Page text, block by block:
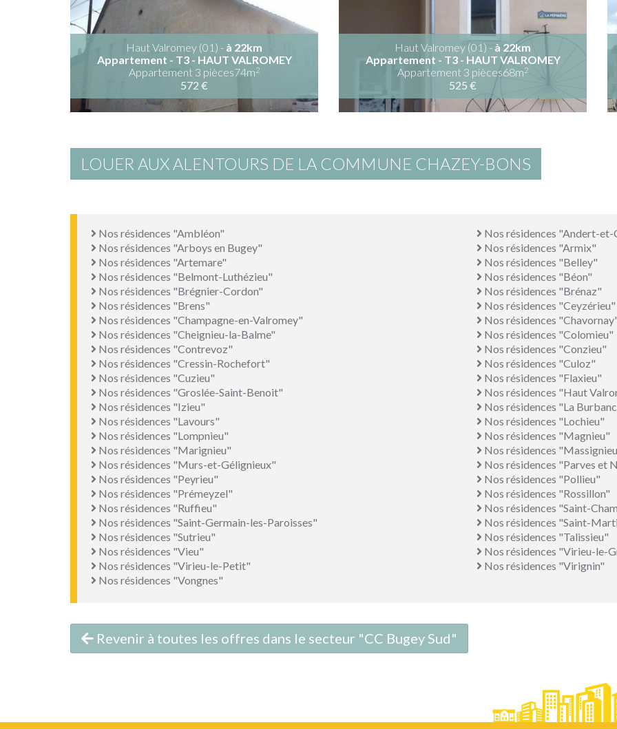
Haut Valromey (01) - à 22km
Appartement - T3 - HAUT VALROMEY
Appartement 3 pièces74m2
572 €
Haut Valromey (01) - à 22km
Appartement - T3 - HAUT VALROMEY
Appartement 3 pièces68m2
525 €
LOUER AUX ALENTOURS DE LA COMMUNE CHAZEY-BONS
Nos résidences "Ambléon"
Nos résidences "Andert-et-
Nos résidences "Arboys en Bugey"
Nos résidences "Armix"
Nos résidences "Artemare"
Nos résidences "Belley"
Nos résidences "Belmont-Luthézieu"
Nos résidences "Béon"
Nos résidences "Brégnier-Cordon"
Nos résidences "Brénaz"
Nos résidences "Brens"
Nos résidences "Ceyzérieu"
Nos résidences "Champagne-en-Valromey"
Nos résidences
Nos résidences "Cheignieu-la-Balme"
Nos résidences "Colomieu"
Nos résidences "Contrevoz"
Nos résidences "Conzieu"
Nos résidences "Cressin-Rochefort"
Nos résidences "Culoz"
Nos résidences "Cuzieu"
Nos résidences "Flaxieu"
Nos résidences "Groslée-Saint-Benoit"
Nos résidences "Haut
Nos résidences "Izieu"
Nos résidences "La
Nos résidences "Lavours"
Nos résidences "Lochieu"
Nos résidences "Lompnieu"
Nos résidences "Magnieu"
Nos résidences "Marignieu"
Nos résidences
Nos résidences "Murs-et-Gélignieux"
Nos résidences "Parves et
Nos résidences "Peyrieu"
Nos résidences "Pollieu"
Nos résidences "Prémeyzel"
Nos résidences "Rossillon"
Nos résidences "Ruffieu"
Nos résidences "Saint-
Nos résidences "Saint-Germain-les-Paroisses"
Nos résidences "Saint-
Nos résidences "Sutrieu"
Nos résidences "Talissieu"
Nos résidences "Vieu"
Nos résidences "Virieu-le-
Nos résidences "Virieu-le-Petit"
Nos résidences "Virignin"
Nos résidences "Vongnes"
Revenir à toutes les offres dans le secteur "CC Bugey Sud"